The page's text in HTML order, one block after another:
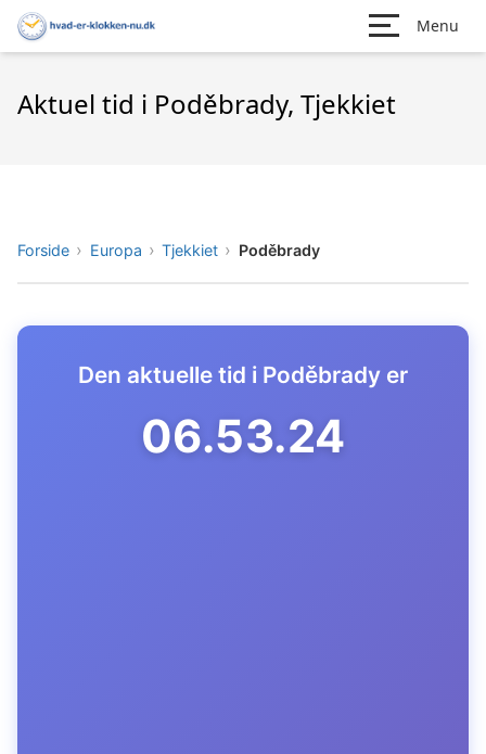
Menu
Aktuel tid i Poděbrady, Tjekkiet
Forside Europa Tjekkiet Poděbrady
Den aktuelle tid i Poděbrady er
06.53.25